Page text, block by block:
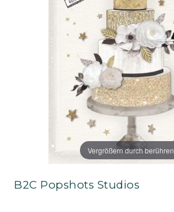
Vergrößern durch berühren
B2C Popshots Studios